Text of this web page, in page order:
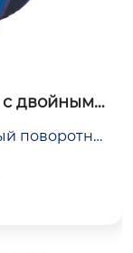
кран
шар
управляем
из трех